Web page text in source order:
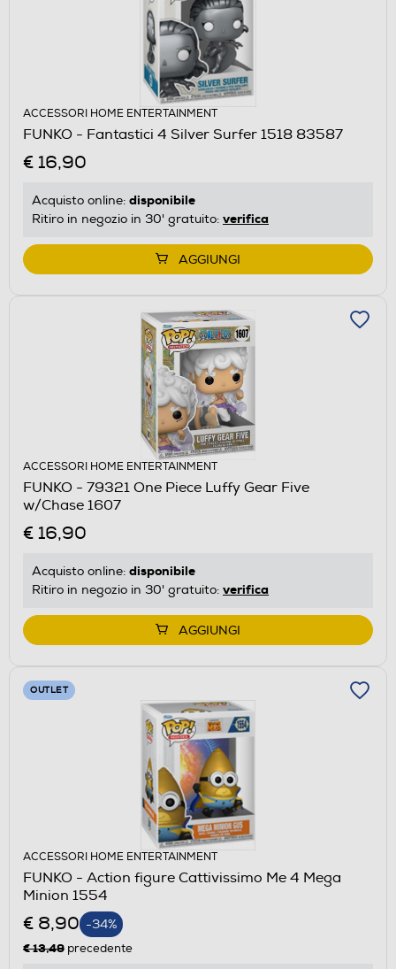
ACCESSORI HOME ENTERTAINMENT
FUNKO - Fantastici 4 Silver Surfer 1518 83587
€ 16,90
Acquisto online: disponibile
Ritiro in negozio in 30' gratuito: verifica
AGGIUNGI
ACCESSORI HOME ENTERTAINMENT
FUNKO - 79321 One Piece Luffy Gear Five
w/Chase 1607
€ 16,90
Acquisto online: disponibile
Ritiro in negozio in 30' gratuito: verifica
AGGIUNGI
OUTLET
ACCESSORI HOME ENTERTAINMENT
FUNKO - Action figure Cattivissimo Me 4 Mega
Minion 1554
€ 8,90 -34%
€ 13,49 precedente